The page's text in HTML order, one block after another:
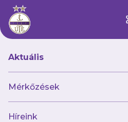
Aktuális
Mérkőzések
Híreink
Így örült
góljának